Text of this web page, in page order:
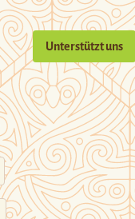
Unterstützt uns